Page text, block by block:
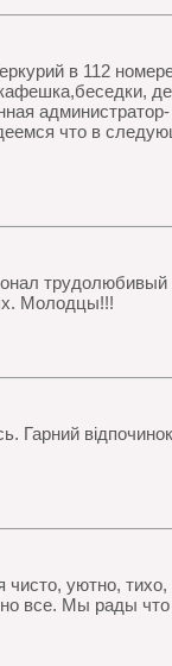
в 112
что в
Молодцы!!!
уютно,
все. Мы рады